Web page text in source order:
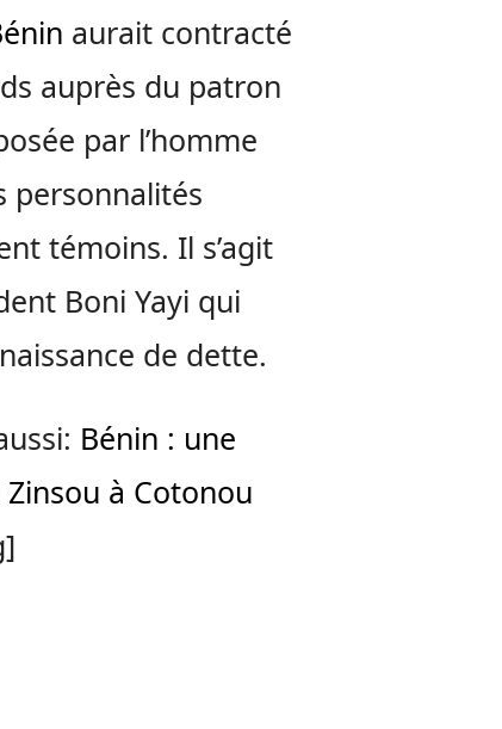
aurait contracté
auprès du patron
par l’homme
personnalités
témoins. Il s’agit
Boni Yayi qui
de dette.
Bénin : une
à Cotonou